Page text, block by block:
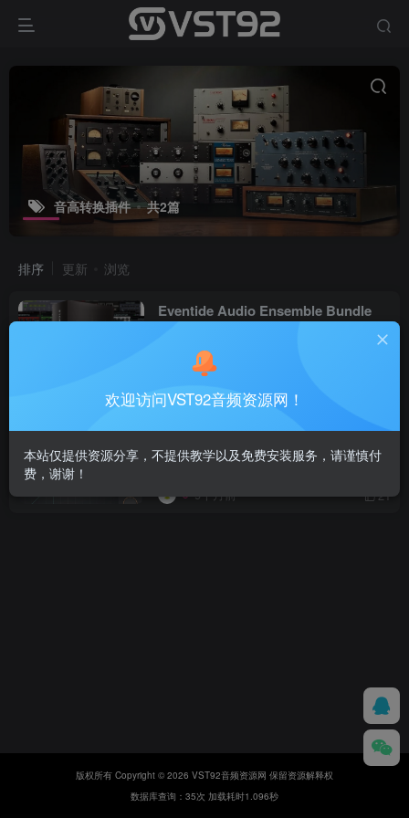
音高转换插件 共2篇
排序 更新 浏览
Eventide Audio Ensemble Bundle
VST插件
8个月前
zplane Elastique Pitch 2 v2.5.0_WIN-
TCD
9个月前 21
版权所有 Copyright © 2026 VST92音频资源网 保留资源解释权
数据库查询：35次 加载耗时1.096秒
欢迎访问VST92音频资源网！
本站仅提供资源分享，不提供教学以及免费安装服务，请谨慎付
费，谢谢！